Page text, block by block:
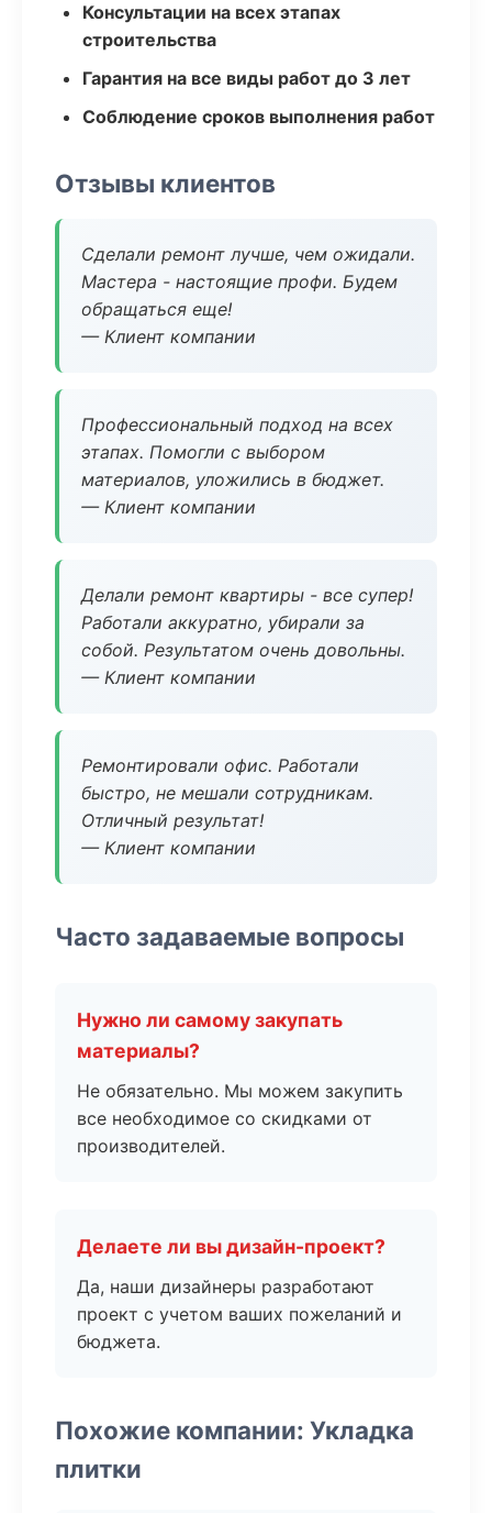
Консультации на всех этапах
строительства
Гарантия на все виды работ до 3 лет
Соблюдение сроков выполнения работ
Отзывы клиентов
Сделали ремонт лучше, чем ожидали.
Мастера - настоящие профи. Будем
обращаться еще!
— Клиент компании
Профессиональный подход на всех
этапах. Помогли с выбором
материалов, уложились в бюджет.
— Клиент компании
Делали ремонт квартиры - все супер!
Работали аккуратно, убирали за
собой. Результатом очень довольны.
— Клиент компании
Ремонтировали офис. Работали
быстро, не мешали сотрудникам.
Отличный результат!
— Клиент компании
Часто задаваемые вопросы
Нужно ли самому закупать
материалы?
Не обязательно. Мы можем закупить
все необходимое со скидками от
производителей.
Делаете ли вы дизайн-проект?
Да, наши дизайнеры разработают
проект с учетом ваших пожеланий и
бюджета.
Похожие компании: Укладка
плитки